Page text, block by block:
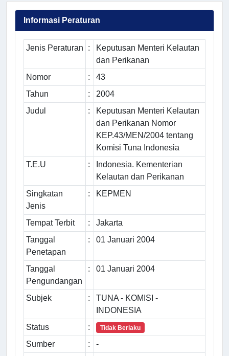
Informasi Peraturan
Jenis Peraturan :
Keputusan Menteri Kelautan
dan Perikanan
Nomor
:
43
Tahun
:
2004
Judul
:
Keputusan Menteri Kelautan
dan Perikanan Nomor
KEP.43/MEN/2004 tentang
Komisi Tuna Indonesia
T.E.U
:
Indonesia. Kementerian
Kelautan dan Perikanan
Singkatan
Jenis
: KEPMEN
Tempat Terbit :
Jakarta
Tanggal
Penetapan
: 01 Januari 2004
Tanggal
Pengundangan
: 01 Januari 2004
Subjek :
TUNA - KOMISI -
INDONESIA
Status
: Tidak Berlaku
Sumber : -